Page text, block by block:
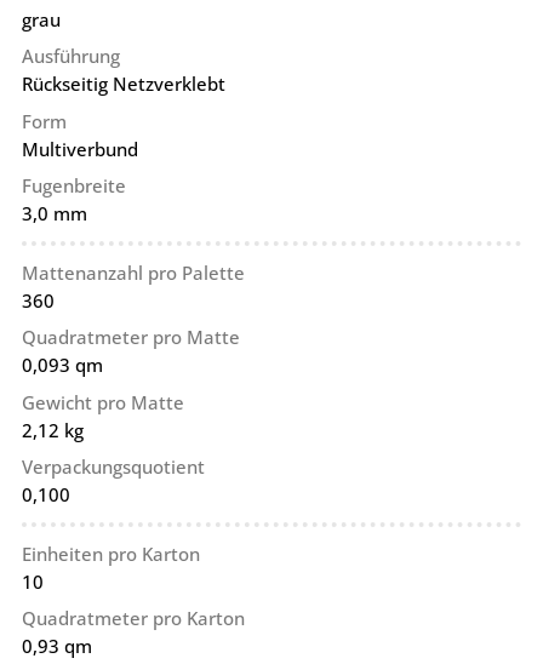
grau
Ausführung
Rückseitig Netzverklebt
Form
Multiverbund
Fugenbreite
3,0 mm
Mattenanzahl pro Palette
360
Quadratmeter pro Matte
0,093 qm
Gewicht pro Matte
2,12 kg
Verpackungsquotient
0,100
Einheiten pro Karton
10
Quadratmeter pro Karton
0,93 qm